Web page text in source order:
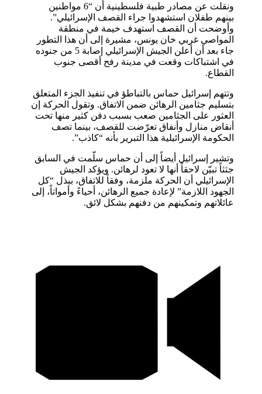
ونقلت عن مصادر طبية فلسطينية أن “6 مواطنين
بينهم طفلان استشهدوا جراء القصف الإسرائيلي”.
وأوضحت أن القصف استهدف خيمة في منطقة
المواصي غربي خان يونس، مشيرة إلى أن هذا التطور
جاء بعد أن أعلن الجيش الإسرائيلي إصابة 5 من جنوده
في اشتباكات وقعت في مدينة رفح أقصى جنوب
القطاع.
وتتهم إسرائيل حماس بالتباطؤ في تنفيذ الجزء المتعلق
بتسليم جثامين الرهائن ضمن الاتفاق. وتقول الحركة إن
العثور على الجثامين صعب بسبب دفن كثير منها تحت
أنقاض منازل وأنفاق تعرّضت للقصف، بينما تصف
الحكومة الإسرائيلية هذا التبرير بأنه “كاذب”.
وتشير إسرائيل أيضاً إلى أن حماس سلّمت في السابق
جثثاً تبيّن لاحقاً أنها لا تعود لرهائن. ويؤكد الجيش
الإسرائيلي أن الحركة ملزمة، وفقاً للاتفاق، ببذل “كل
الجهود اللازمة” لإعادة جميع الرهائن، أحياءً وأمواتاً، إلى
عائلاتهم وتمكينهم من دفنهم بشكل لائق.